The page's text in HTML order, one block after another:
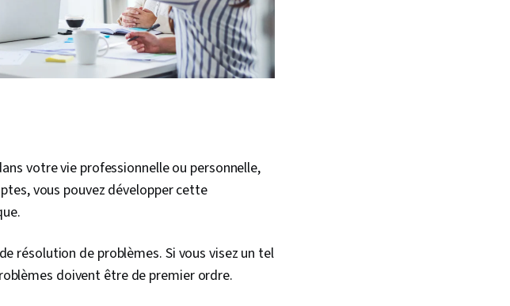
votre vie professionnelle ou personnelle,
vous pouvez développer cette
résolution de problèmes. Si vous visez un tel
doivent être de premier ordre.